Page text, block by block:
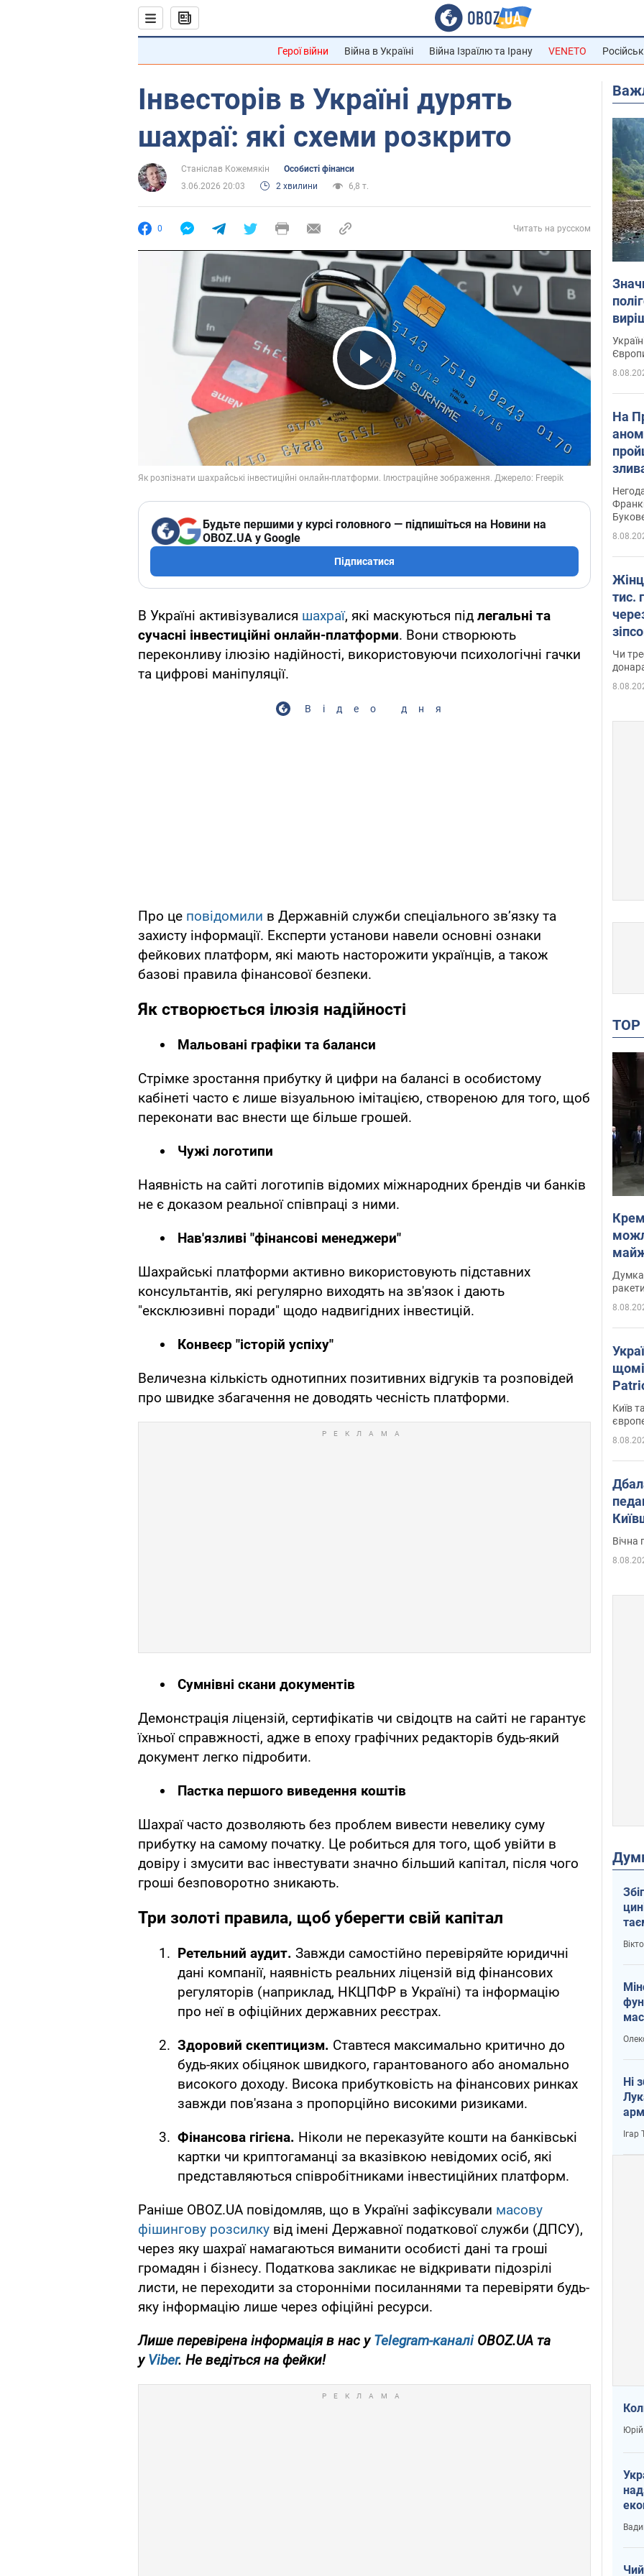
Герої війни Війна в Україні Війна Ізраїлю та Ірану VENETO
Інвесторів в Україні дурять
шахраї: які схеми розкрито
Станіслав Кожемякін
Особисті фінанси
3.06.2026 20:03
2 хвилини 6,8 т.
0 Читать на русском
Play Video
Будьте першими у курсі головного — підпишіться на Новини на
OBOZ.UA у Google
Підписатися
В Україні активізувалися шахраї, які маскуються під легальні та
сучасні інвестиційні онлайн-платформи. Вони створюють
переконливу ілюзію надійності, використовуючи психологічні гачки
та цифрові маніпуляції.
Відео дня
Про це повідомили в Державній служби спеціального зв’язку та
захисту інформації. Експерти установи навели основні ознаки
фейкових платформ, які мають насторожити українців, а також
базові правила фінансової безпеки.
Як створюється ілюзія надійності
Мальовані графіки та баланси
Стрімке зростання прибутку й цифри на балансі в особистому
кабінеті часто є лише візуальною імітацією, створеною для того, щоб
переконати вас внести ще більше грошей.
Чужі логотипи
Наявність на сайті логотипів відомих міжнародних брендів чи банків
не є доказом реальної співпраці з ними.
Нав'язливі "фінансові менеджери"
Шахрайські платформи активно використовують підставних
консультантів, які регулярно виходять на зв'язок і дають
"ексклюзивні поради" щодо надвигідних інвестицій.
Конвеєр "історій успіху"
Величезна кількість однотипних позитивних відгуків та розповідей
про швидке збагачення не доводять чесність платформи.
Сумнівні скани документів
Демонстрація ліцензій, сертифікатів чи свідоцтв на сайті не гарантує
їхньої справжності, адже в епоху графічних редакторів будь-який
документ легко підробити.
Пастка першого виведення коштів
Шахраї часто дозволяють без проблем вивести невелику суму
прибутку на самому початку. Це робиться для того, щоб увійти в
довіру і змусити вас інвестувати значно більший капітал, після чого
гроші безповоротно зникають.
Три золоті правила, щоб уберегти свій капітал
Ретельний аудит. Завжди самостійно перевіряйте юридичні
дані компанії, наявність реальних ліцензій від фінансових
регуляторів (наприклад, НКЦПФР в Україні) та інформацію
про неї в офіційних державних реєстрах.
Здоровий скептицизм. Ставтеся максимально критично до
будь-яких обіцянок швидкого, гарантованого або аномально
високого доходу. Висока прибутковість на фінансових ринках
завжди пов'язана з пропорційно високими ризиками.
Фінансова гігієна. Ніколи не переказуйте кошти на банківські
картки чи криптогаманці за вказівкою невідомих осіб, які
представляються співробітниками інвестиційних платформ.
Раніше OBOZ.UA повідомляв, що в Україні зафіксували масову
фішингову розсилку від імені Державної податкової служби (ДПСУ),
через яку шахраї намагаються виманити особисті дані та гроші
громадян і бізнесу. Податкова закликає не відкривати підозрілі
листи, не переходити за сторонніми посиланнями та перевіряти будь-
яку інформацію лише через офіційні ресурси.
Лише перевірена інформація в нас у Telegram-каналі OBOZ.UA та
у Viber. Не ведіться на фейки!
На
тис.
Чи
Думка,
Київ
Вічна
і
Ні